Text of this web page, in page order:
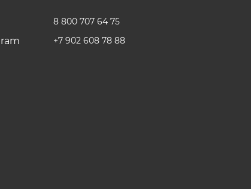
8 800 707 64 75
+7 902 608 78 88